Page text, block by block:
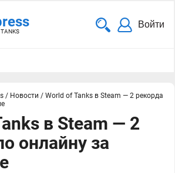
Войти
/ Новости / World of Tanks в Steam — 2 рекорда
в Steam — 2
онлайну за